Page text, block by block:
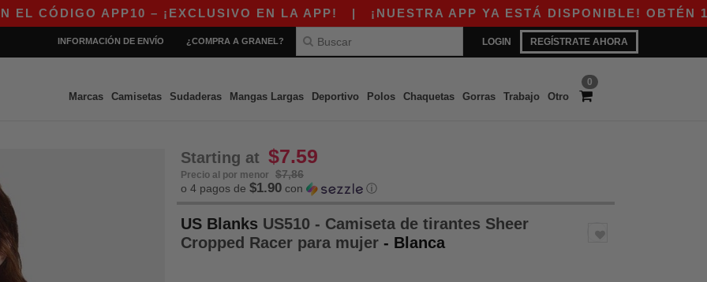
APP10 – ¡EXCLUSIVO EN LA APP! |¡NUESTRA APP YA ESTÁ DISPONIBLE! OBTÉN 10$
LOGIN REGÍSTRATE AHORA
INFORMACIÓN DE ENVÍO ¿COMPRA A GRANEL?
0
Marcas Camisetas Sudaderas Mangas Largas Deportivo Polos Chaquetas Gorras Trabajo Otro
Starting at $7.59
Precio al por menor
$7,86
o 4 pagos de $1.90 con ⓘ
US Blanks US510 - Camiseta de tirantes Sheer
Cropped Racer para mujer - Blanca